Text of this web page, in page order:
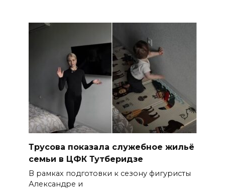
Трусова показала служебное жильё
семьи в ЦФК Тутберидзе
В рамках подготовки к сезону фигуристы
Александре и